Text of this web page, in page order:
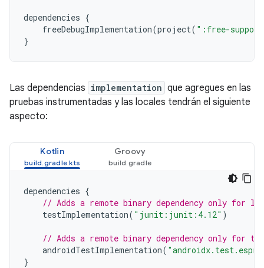
dependencies {
freeDebugImplementation(project( ":free-
}
Las dependencias implementation que agregues en las
pruebas instrumentadas y las locales tendrán el siguiente
aspecto:
Kotlin Groovy
dependencies {
// Adds a remote binary dependency only for
testImplementation( "junit:junit:4.12" )
// Adds a remote binary dependency only for
androidTestImplementation(
}